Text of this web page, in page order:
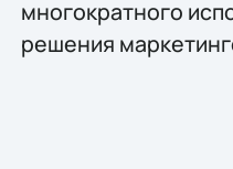
многократного
решения